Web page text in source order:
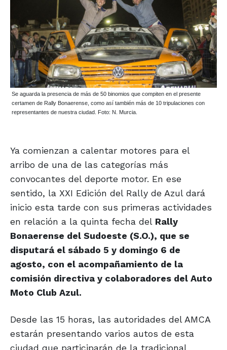
Se aguarda la presencia de más de 50 binomios que compiten en el presente
certamen de Rally Bonaerense, como así también más de 10 tripulaciones con
representantes de nuestra ciudad. Foto: N. Murcia.
Ya comienzan a calentar motores para el
arribo de una de las categorías más
convocantes del deporte motor. En ese
sentido, la XXI Edición del Rally de Azul dará
inicio esta tarde con sus primeras actividades
en relación a la quinta fecha del Rally
Bonaerense del Sudoeste (S.O.), que se
disputará el sábado 5 y domingo 6 de
agosto, con el acompañamiento de la
comisión directiva y colaboradores del Auto
Moto Club Azul.
Desde las 15 horas, las autoridades del AMCA
estarán presentando varios autos de esta